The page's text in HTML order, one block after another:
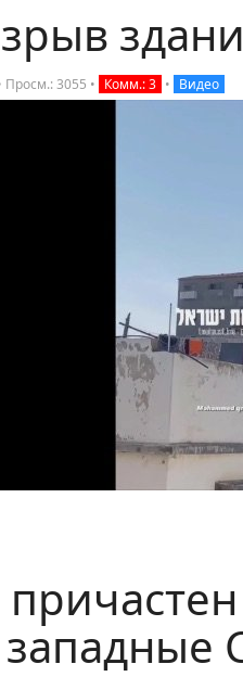
Просм.: 3055 • Комм.: 3 • Видео
западные